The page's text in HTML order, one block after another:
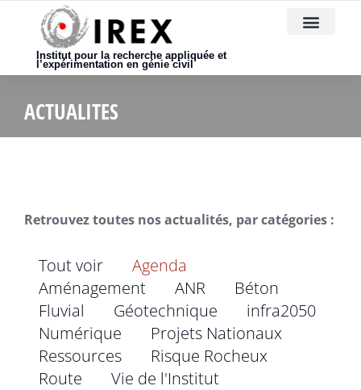
Institut pour la recherche appliquée et
l’expérimentation en génie civil
ACTUALITES
Retrouvez toutes nos actualités, par catégories :
Tout voir
Agenda
Aménagement
ANR
Béton
Fluvial
Géotechnique
infra2050
Numérique
Projets Nationaux
Ressources
Risque Rocheux
Route
Vie de l'Institut